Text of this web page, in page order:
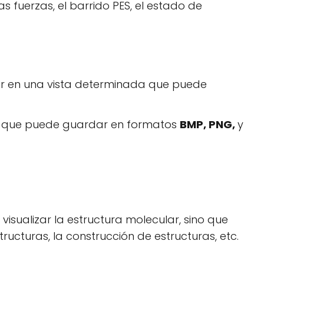
fuerzas, el barrido PES, el estado de
en una vista determinada que puede
puede guardar en formatos BMP, PNG,y
la estructura molecular, sino que
la construcción de estructuras, etc.